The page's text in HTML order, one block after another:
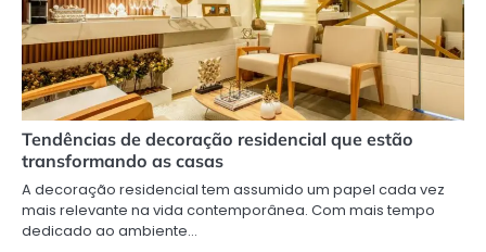
Tendências de decoração residencial que estão
transformando as casas
A decoração residencial tem assumido um papel cada vez
mais relevante na vida contemporânea. Com mais tempo
dedicado ao ambiente…